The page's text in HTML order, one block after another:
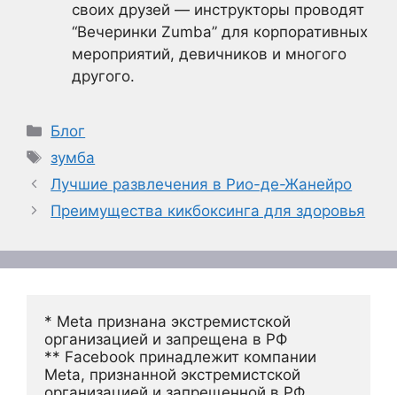
своих друзей — инструкторы проводят
“Вечеринки Zumba” для корпоративных
мероприятий, девичников и многого
другого.
Рубрики
Блог
Метки
зумба
Лучшие развлечения в Рио-де-Жанейро
Преимущества кикбоксинга для здоровья
* Meta признана экстремистской
организацией и запрещена в РФ
** Facebook принадлежит компании
Meta, признанной экстремистской